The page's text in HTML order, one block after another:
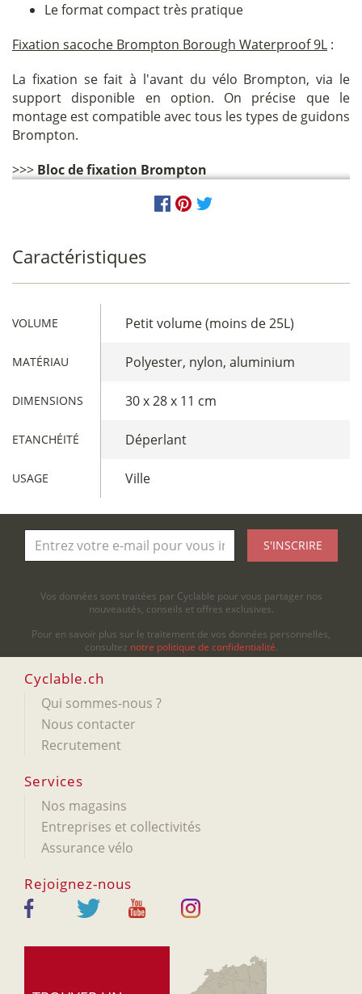
Le format compact très pratique
Fixation sacoche Brompton Borough Waterproof 9L :
La fixation se fait à l'avant du vélo Brompton, via le
support disponible en option. On précise que le
montage est compatible avec tous les types de guidons
Brompton.
>>> Bloc de fixation Brompton
Caractéristiques
VOLUME Petit volume (moins de 25L)
MATÉRIAU Polyester, nylon, aluminium
DIMENSIONS 30 x 28 x 11 cm
ETANCHÉITÉ Déperlant
USAGE Ville
S'INSCRIRE
Vos données sont traitées par Cyclable pour vous partager nos
nouveautés, conseils et offres exclusives.
Pour en savoir plus sur le traitement de vos données personnelles,
consultez notre politique de confidentialité.
Cyclable.ch
Qui sommes-nous ?
Nous contacter
Recrutement
Services
Nos magasins
Entreprises et collectivités
Assurance vélo
Rejoignez-nous